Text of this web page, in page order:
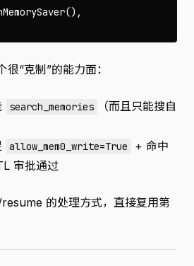
(),
“克制”的能力面：
search_memories
（而且只能搜自
allow_mem0_write=True
+ 命中
审批通过
的处理方式，直接复用第